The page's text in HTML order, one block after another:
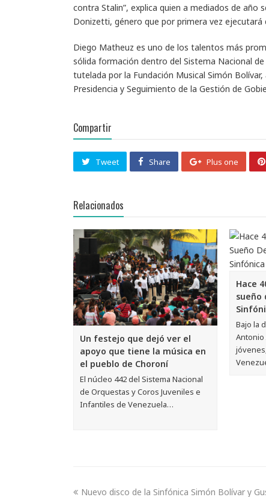
contra Stalin”, explica quien a mediados de año
Donizetti, género que por primera vez ejecutará
Diego Matheuz es uno de los talentos más
sólida formación dentro del Sistema Nacional
tutelada por la Fundación Musical Simón
Presidencia y Seguimiento de la Gestión de
Compartir
Tweet Share Plus one
Relacionados
Un festejo que dejó ver el
apoyo que tiene la música en
el pueblo de Choroní
El núcleo 442 del Sistema Nacional
de Orquestas y Coros Juveniles e
Infantiles de Venezuela…
Hace
sueño
Bajo la
Antonio
Nuevo disco de la Sinfónica Simón Bolívar y